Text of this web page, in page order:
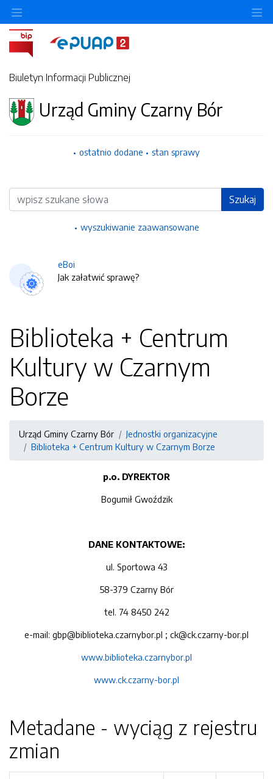
Biuletyn Informacji Publicznej
Urząd Gminy Czarny Bór
ostatnio dodane stan sprawy
Wyszukiwarka Szukaj
wyszukiwanie zaawansowane
eBoi
Jak załatwić sprawę?
Biblioteka + Centrum
Kultury w Czarnym
Borze
Urząd Gminy Czarny Bór
Jednostki organizacyjne
Biblioteka + Centrum Kultury w Czarnym Borze
p.o. DYREKTOR
Bogumił Gwoździk
DANE KONTAKTOWE:
ul. Sportowa 43
58-379 Czarny Bór
tel. 74 8450 242
e-mail: gbp@biblioteka.czarnybor.pl ; ck@ck.czarny-bor.pl
www.biblioteka.czarnybor.pl
www.ck.czarny-bor.pl
Metadane - wyciąg z rejestru
zmian